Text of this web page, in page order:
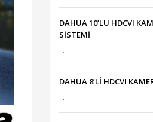
DAHUA 10’LU HDCVI
SİSTEMİ
...
DAHUA 8’Lİ HDCVI
...